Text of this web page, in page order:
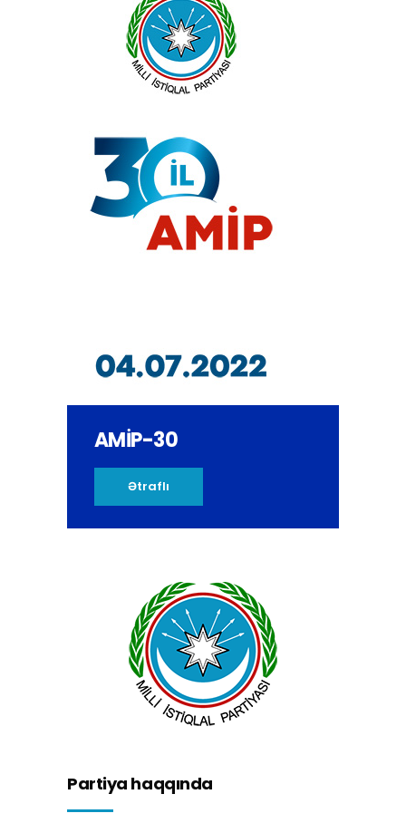
AMİP-30
Ətraflı
Partiya haqqında